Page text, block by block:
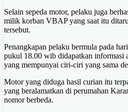
Selain sepeda motor, pelaku juga
milik korban VBAP yang saat itu
tersebut.
Penangkapan pelaku bermula pada
pukul 18.00 wib didapatkan informasi
yang mempunyai ciri-ciri yang sama
Motor yang diduga hasil curian itu
yang beralamatkan di perumahan
nomor berbeda.